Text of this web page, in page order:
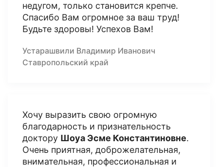
недугом, только становится крепче.
Спасибо Вам огромное за ваш труд!
Будьте здоровы! Успехов Вам!
Устарашвили Владимир Иванович
Ставропольский край
Хочу выразить свою огромную
благодарность и признательность
доктору Шоуа Эсме Константиновне.
Очень приятная, доброжелательная,
внимательная, профессиональная и